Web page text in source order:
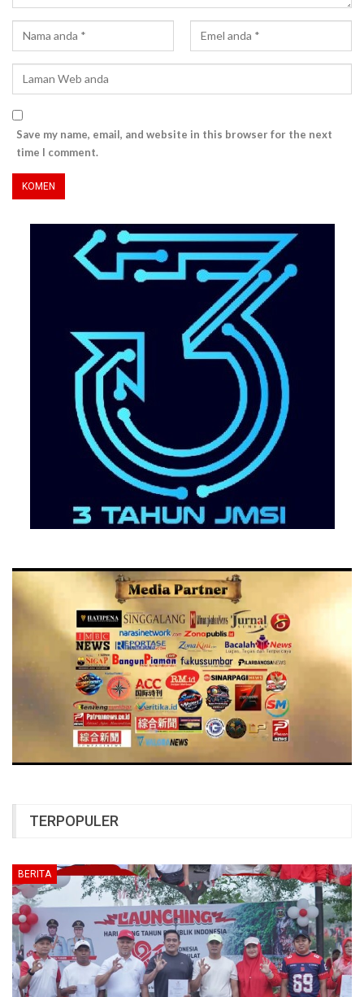
Save my name, email, and website in this browser for the next
time I comment.
TERPOPULER
BERITA